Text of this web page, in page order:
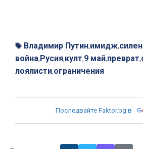
Владимир Путин,имидж,
война, Русия,култ,9 май,преврат,
лоялисти,ограничения
Последвайте Faktor.bg в